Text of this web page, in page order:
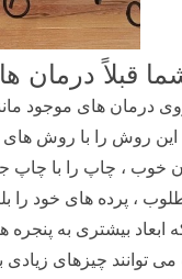
قبلاً درمان
روی درمان های موجود
این روش را با روش های
خوب ، چاپ را با چاپ
، پرده های خود را
ابعاد بیشتری به پنجره
توانند چیزهای